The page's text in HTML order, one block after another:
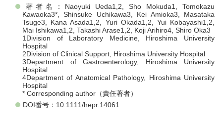
著者名：Naoyuki Ueda1,2, Sho Mokuda1, Tomokazu
Kawaoka3*, Shinsuke Uchikawa3, Kei Amioka3, Masataka
Tsuge3, Kana Asada1,2, Yuri Okada1,2, Yui Kobayashi1,2,
Mai Ishikawa1,2, Takashi Arase1,2, Koji Arihiro4, Shiro Oka3
1Division of Laboratory Medicine, Hiroshima University
Hospital
2Division of Clinical Support, Hiroshima University Hospital
3Department of Gastroenterology, Hiroshima University
Hospital
4Department of Anatomical Pathology, Hiroshima University
Hospital
* Corresponding author（責任著者）
DOI番号：10.1111/hepr.14061